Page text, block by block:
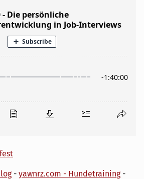
- yawnrz.com - Hundetraining-